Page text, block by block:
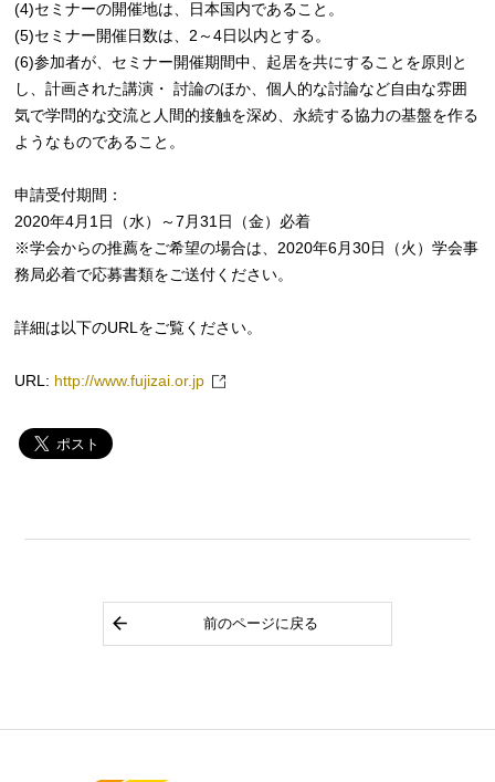
(4)セミナーの開催地は、日本国内であること。
(5)セミナー開催日数は、2～4日以内とする。
(6)参加者が、セミナー開催期間中、起居を共にすることを原則と
し、計画された講演・ 討論のほか、個人的な討論など自由な雰囲
気で学問的な交流と人間的接触を深め、永続する協力の基盤を作る
ようなものであること。
申請受付期間：
2020年4月1日（水）～7月31日（金）必着
※学会からの推薦をご希望の場合は、2020年6月30日（火）学会事
務局必着で応募書類をご送付ください。
詳細は以下のURLをご覧ください。
URL: http://www.fujizai.or.jp
前のページに戻る